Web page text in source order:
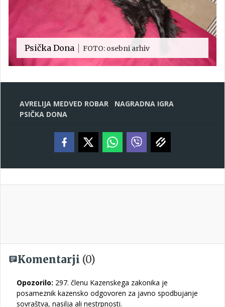
Psička Dona FOTO: osebni arhiv
AVRELIJA MEDVED ROBAR
NAGRADNA IGRA
PSIČKA DONA
Komentarji (0)
Opozorilo: 297. členu Kazenskega zakonika je
posameznik kazensko odgovoren za javno spodbujanje
sovraštva, nasilja ali nestrpnosti.